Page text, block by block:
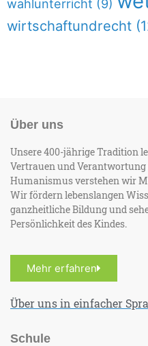
wahlunterricht (9)
wirtschaftundrecht
Über uns
Unsere 400-jährige Tradition
Vertrauen und
Humanismus verstehen wir
Wir fördern lebenslangen
ganzheitliche Bildung und
Persönlichkeit des Kindes.
Mehr erfahren
Über uns in einfacher
Schule